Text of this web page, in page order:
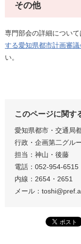
その他
専門部会の詳細について
する愛知県都市計画審
い。
このページに関す
愛知県都市・交通局
行政・企画第二グル
担当：神山・後藤
電話：052-954-6515
内線：2654・2651
メール：